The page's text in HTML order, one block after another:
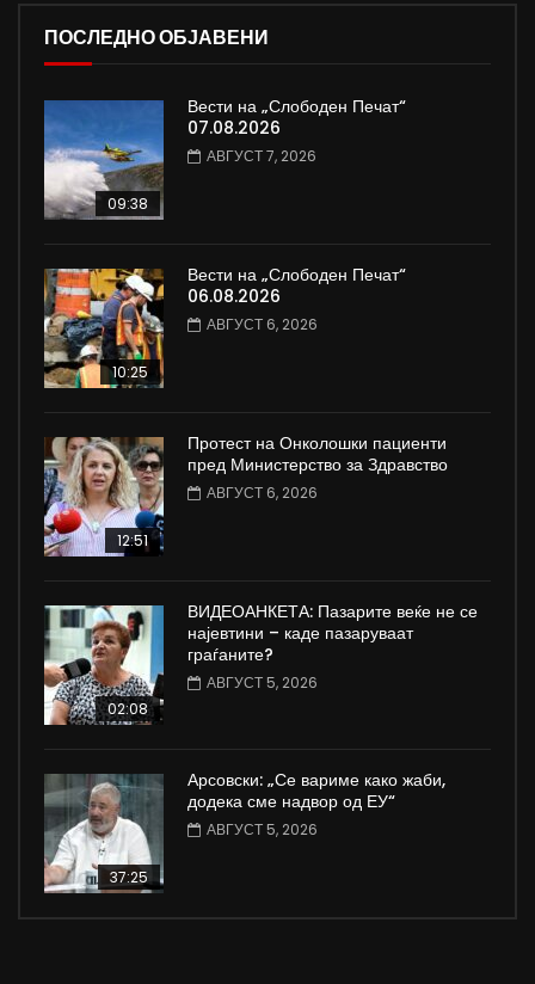
ПОСЛЕДНО ОБЈАВЕНИ
09:38
Вести на „Слободен Печат“
07.08.2026
АВГУСТ 7, 2026
10:25
Вести на „Слободен Печат“
06.08.2026
АВГУСТ 6, 2026
12:51
Протест на Онколошки пациенти
пред Министерство за Здравство
АВГУСТ 6, 2026
02:08
ВИДЕОАНКЕТА: Пазарите веќе не се
најевтини – каде пазаруваат
граѓаните?
АВГУСТ 5, 2026
37:25
Арсовски: „Се вариме како жаби,
додека сме надвор од ЕУ“
АВГУСТ 5, 2026